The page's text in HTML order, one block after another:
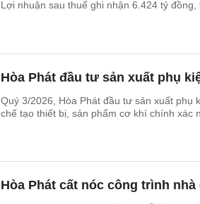
Lợi nhuận sau thuế ghi nhận 6.424 tỷ
Hòa Phát đầu tư sản xuất phụ
Quý 3/2026, Hòa Phát đầu tư sản xuất
chế tạo thiết bị, sản phẩm cơ khí chính xác
Hòa Phát cất nóc công trình